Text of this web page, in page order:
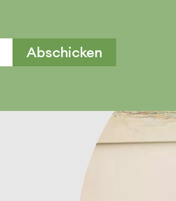
Abschicken